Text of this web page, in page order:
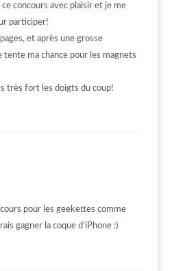
concours avec plaisir et je me
participer!
et après une grosse
tente ma chance pour les magnets
très fort les doigts du coup!
pour les geekettes comme
gagner la coque d’iPhone :)